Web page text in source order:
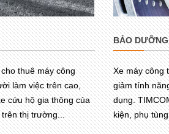
thuê máy công
làm việc trên cao,
cứu hộ gia thông của
thị trường...
BẢO
Xe máy công
giảm tính
dụng.
kiện, phụ